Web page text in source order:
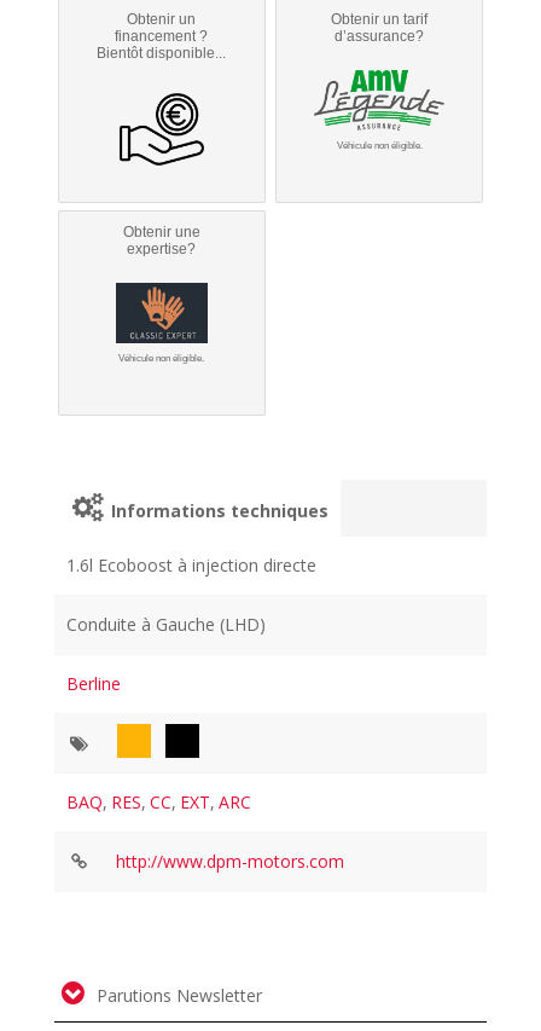
Obtenir un
financement ?
Bientôt disponible...
Obtenir un tarif
d’assurance?
Véhicule non éligible.
Obtenir une
expertise?
Véhicule non éligible.
Informations techniques
1.6l Ecoboost à injection directe
Conduite à Gauche (LHD)
Berline
BAQ, RES, CC, EXT, ARC
http://www.dpm-motors.com
Parutions Newsletter